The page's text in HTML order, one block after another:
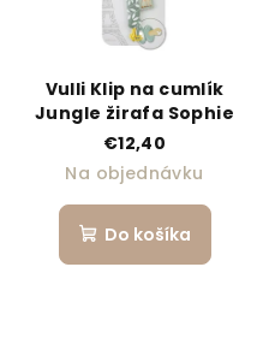
Vulli Klip na cumlík
Jungle žirafa Sophie
€12,40
Na objednávku
Do košíka